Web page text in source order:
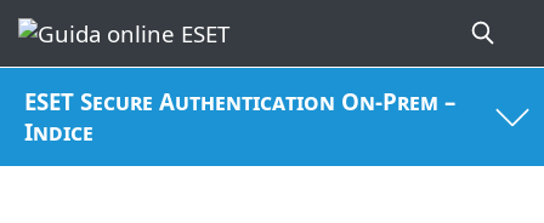
ESET Secure Authentication On-Prem –
Indice